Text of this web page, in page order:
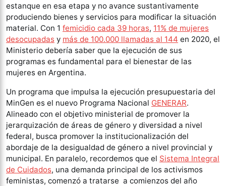
estanque en esa etapa y no avance sustantivamente
produciendo bienes y servicios para modificar la situación
material. Con 1 femicidio cada 39 horas, 11% de mujeres
desocupadas y más de 100.000 llamadas al 144 en 2020, el
Ministerio debería saber que la ejecución de sus
programas es fundamental para el bienestar de las
mujeres en Argentina.
Un programa que impulsa la ejecución presupuestaria del
MinGen es el nuevo Programa Nacional GENERAR.
Alineado con el objetivo ministerial de promover la
jerarquización de áreas de género y diversidad a nivel
federal, busca promover la institucionalización del
abordaje de la desigualdad de género a nivel provincial y
municipal. En paralelo, recordemos que el Sistema Integral
de Cuidados, una demanda principal de los activismos
feministas, comenzó a tratarse a comienzos del año